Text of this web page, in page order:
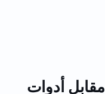
لماذا CRMConnect مقابل أدوات